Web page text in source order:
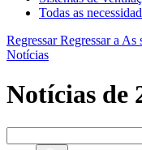
Todas as
Regressar Regressar a As
Notícias
Notícias de